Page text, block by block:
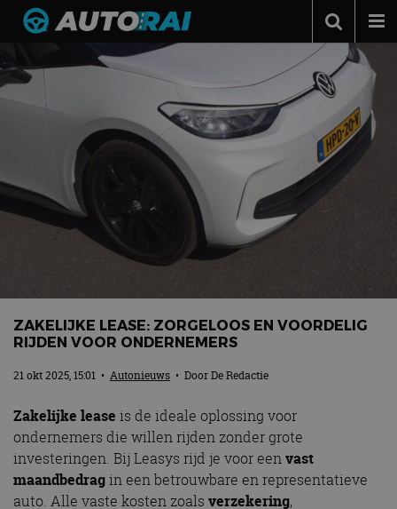
Autonieuws
Automerken
Adverteren
Contact
ZAKELIJKE LEASE: ZORGELOOS EN VOORDELIG
RIJDEN VOOR ONDERNEMERS
21 okt 2025, 15:01 • Autonieuws • DoorDe Redactie
Zakelijke lease is de ideale oplossing voor
ondernemers die willen rijden zonder grote
investeringen. Bij Leasys rijd je voor eenvast
maandbedragin een betrouwbare en representatieve
auto. Alle vaste kosten zoals verzekering,